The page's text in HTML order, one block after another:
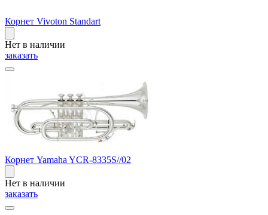
Корнет Vivoton Standart
Нет в наличии
заказать
Корнет Yamaha YCR-8335S//02
Нет в наличии
заказать